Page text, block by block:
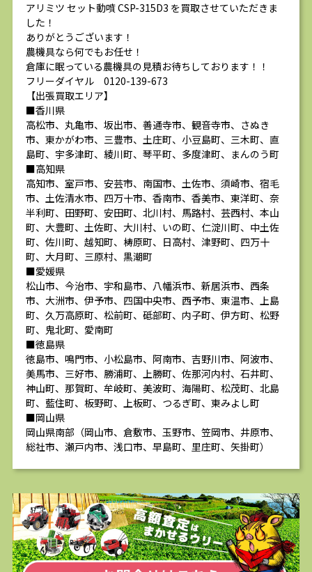
アリミツ セット動噴 CSP-315D3 を買取させていただきま
した！
ありがとうございます！
農機具なら何でもお任せ！
倉庫に眠っている農機具の見積お待ちしております！！
フリーダイヤル 0120-139-673
【出張買取エリア】
■香川県
高松市、丸亀市、坂出市、善通寺市、観音寺市、さぬき
市、東かがわ市、三豊市、土庄町、小豆島町、三木町、直
島町、宇多津町、綾川町、琴平町、多度津町、まんのう町
■高知県
高知市、室戸市、安芸市、南国市、土佐市、須崎市、宿毛
市、土佐清水市、四万十市、香南市、香美市、東洋町、奈
半利町、田野町、安田町、北川村、馬路村、芸西村、本山
町、大豊町、土佐町、大川村、いの町、仁淀川町、中土佐
町、佐川町、越知町、梼原町、日高村、津野町、四万十
町、大月町、三原村、黒潮町
■愛媛県
松山市、今治市、宇和島市、八幡浜市、新居浜市、西条
市、大洲市、伊予市、四国中央市、西予市、東温市、上島
町、久万高原町、松前町、砥部町、内子町、伊方町、松野
町、鬼北町、愛南町
■徳島県
徳島市、鳴門市、小松島市、阿南市、吉野川市、阿波市、
美馬市、三好市、勝浦町、上勝町、佐那河内村、石井町、
神山町、那賀町、牟岐町、美波町、海陽町、松茂町、北島
町、藍住町、板野町、上板町、つるぎ町、東みよし町
■岡山県
岡山県南部（岡山市、倉敷市、玉野市、笠岡市、井原市、
総社市、瀬戸内市、浅口市、早島町、里庄町、矢掛町）